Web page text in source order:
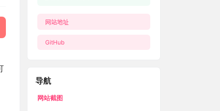
网站地址
GitHub
导航
网站截图